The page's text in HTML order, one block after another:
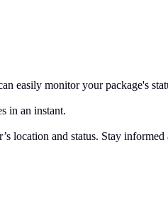
easily monitor your package's
in an instant.
location and status. Stay